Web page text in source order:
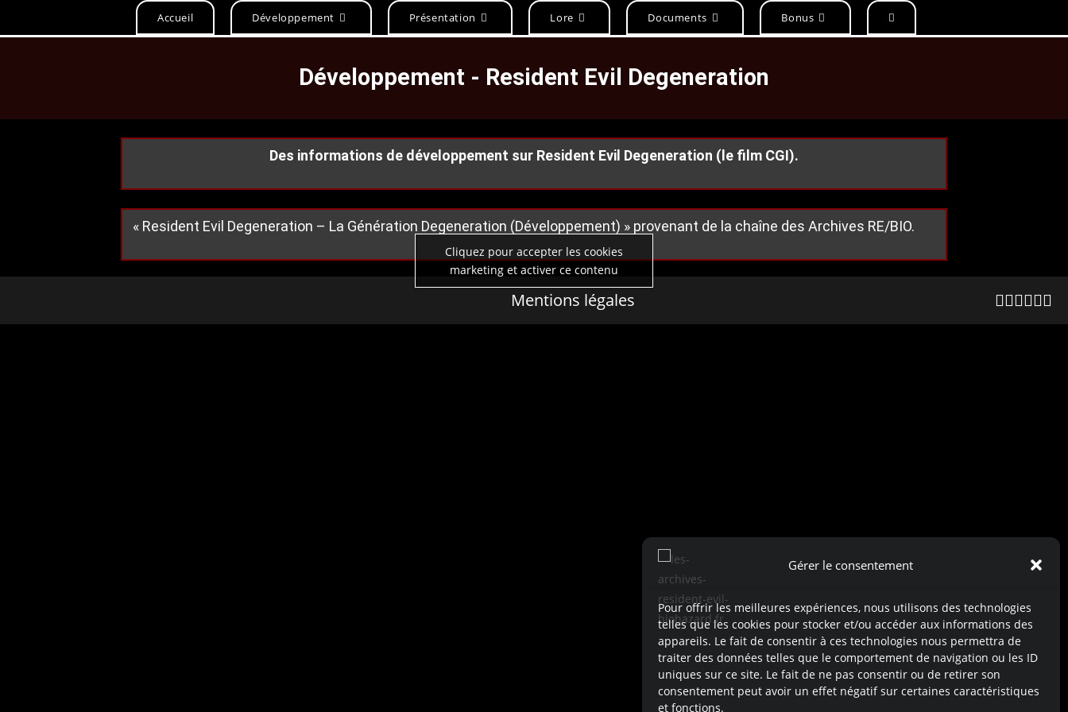
Gérer le consentement
Pour offrir les meilleures expériences, nous utilisons des technologies
telles que les cookies pour stocker et/ou accéder aux informations des
appareils. Le fait de consentir à ces technologies nous permettra de
traiter des données telles que le comportement de navigation ou les ID
uniques sur ce site. Le fait de ne pas consentir ou de retirer son
consentement peut avoir un effet négatif sur certaines caractéristiques
et fonctions.
Accueil Développement Présentation Lore Documents Bonus
Développement - Resident Evil Degeneration
Des informations de développement sur Resident Evil Degeneration (le film CGI).
« Resident Evil Degeneration – La Génération Degeneration (Développement) » provenant de la chaîne des Archives RE/BIO.
Cliquez pour accepter les cookies
marketing et activer ce contenu
Mentions légales